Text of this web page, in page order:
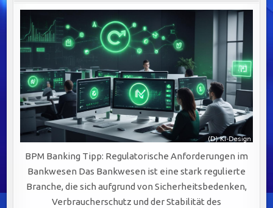
BPM Banking Tipp: Regulatorische Anforderungen im
Bankwesen Das Bankwesen ist eine stark regulierte
Branche, die sich aufgrund von Sicherheitsbedenken,
Verbraucherschutz und der Stabilität des